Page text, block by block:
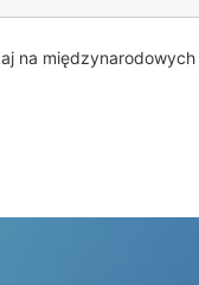
na międzynarodowych